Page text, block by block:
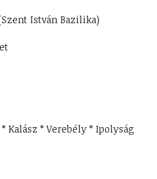
István Bazilika)
Kalász * Verebély * Ipolyság